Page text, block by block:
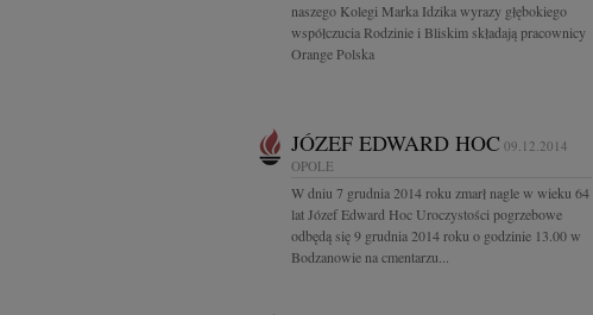
naszego Kolegi Marka Idzika wyrazy głębokiego
współczucia Rodzinie i Bliskim składają pracownicy
Orange Polska
JÓZEF EDWARD HOC 09.12.2014
OPOLE
W dniu 7 grudnia 2014 roku zmarł nagle w wieku 64
lat Józef Edward Hoc Uroczystości pogrzebowe
odbędą się 9 grudnia 2014 roku o godzinie 13.00 w
Bodzanowie na cmentarzu...